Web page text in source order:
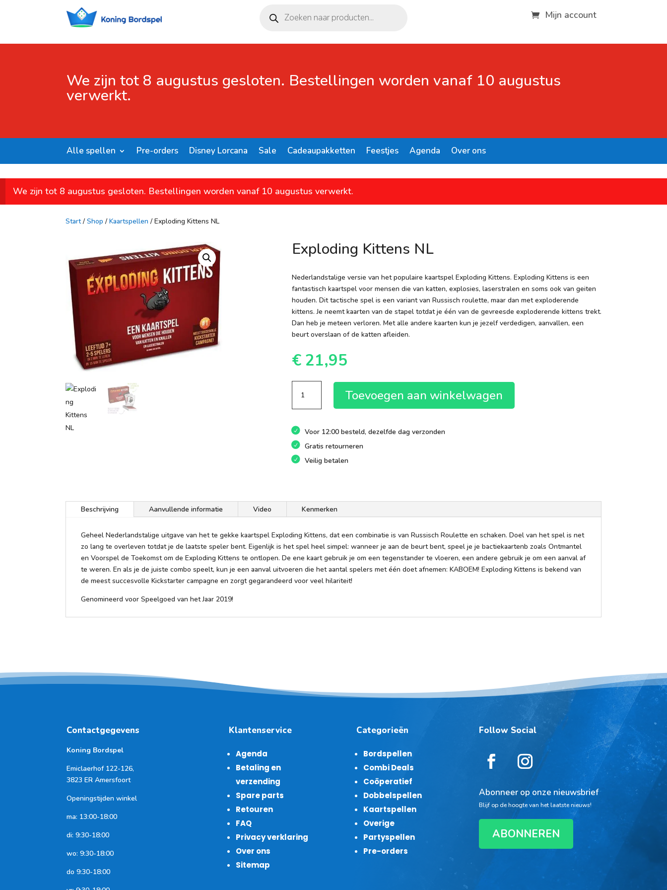
zoeken Mijn account
We zijn tot 8 augustus gesloten. Bestellingen worden vanaf 10 augustus
verwerkt.
Alle spellen Pre-orders Disney Lorcana Sale Cadeaupakketten Feestjes Agenda Over ons
We zijn tot 8 augustus gesloten. Bestellingen worden vanaf 10 augustus verwerkt.
Start/ Shop / Kaartspellen / Exploding Kittens NL
Exploding Kittens NL
Nederlandstalige versie van het populaire kaartspel Exploding Kittens. Exploding Kittens is een
fantastisch kaartspel voor mensen die van katten, explosies, laserstralen en soms ook van geiten
houden. Dit tactische spel is een variant van Russisch roulette, maar dan met exploderende
kittens. Je neemt kaarten van de stapel totdat je één van de gevreesde exploderende kittens trekt.
Dan heb je meteen verloren. Met alle andere kaarten kun je jezelf verdedigen, aanvallen, een
beurt overslaan of de katten afleiden.
€21,95
Kittens
NL
Toevoegen aan winkelwagen
Voor 12:00 besteld, dezelfde dag verzonden
Gratis retourneren
Veilig betalen
Beschrijving Aanvullende informatie Video Kenmerken
Geheel Nederlandstalige uitgave van het te gekke kaartspel Exploding Kittens, dat een combinatie is van Russisch Roulette en schaken. Doel van het spel is net
zo lang te overleven totdat je de laatste speler bent. Eigenlijk is het spel heel simpel: wanneer je aan de beurt bent, speel je je bactiekaartenb zoals Ontmantel
en Voorspel de Toekomst om de Exploding Kittens te ontlopen. De ene kaart gebruik je om een tegenstander te vloeren, een andere gebruik je om een aanval af
te weren. En als je de juiste combo speelt, kun je een aanval uitvoeren die het aantal spelers met één doet afnemen: KABOEM! Exploding Kittens is bekend van
de meest succesvolle Kickstarter campagne en zorgt gegarandeerd voor veel hilariteit!
Genomineerd voor Speelgoed van het Jaar 2019!
Contactgegevens
Koning Bordspel
Emiclaerhof 122-126,
3823 ER Amersfoort
Openingstijden winkel
ma: 13:00-18:00
di: 9:30-18:00
wo: 9:30-18:00
do 9:30-18:00
Klantenservice
Agenda
Betaling en
verzending
Spare parts
Retouren
FAQ
Privacy verklaring
Over ons
Sitemap
Categorieën
Bordspellen
Combi Deals
Coöperatief
Dobbelspellen
Kaartspellen
Overige
Partyspellen
Pre-orders
Follow Social
Abonneer op onze nieuwsbrief
Blijf op de hoogte van het laatste nieuws!
ABONNEREN